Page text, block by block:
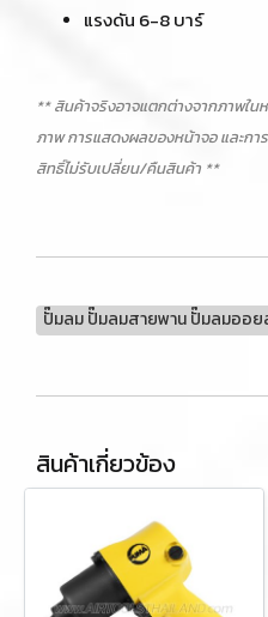
แรงดัน 6-8 บาร์
** สินค้าจริงอาจแตกต่างจากภาพใน
ภาพ การแสดงผลของหน้าจอ และก
สิทธิ์ไม่รับเปลี่ยน/คืนสินค้า **
ปั๊มลม ปั๊มลมสายพาน ปั๊มลมออ
สินค้าเกี่ยวข้อง